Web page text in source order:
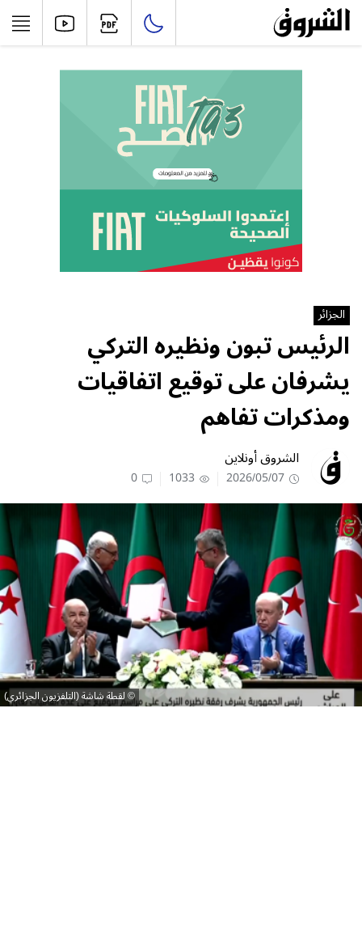
الجزائر
الرئيس تبون ونظيره التركي
يشرفان على توقيع اتفاقيات
ومذكرات تفاهم
الشروق أونلاين
2026/05/07
1033
0
لقطة شاشة (التلفزيون الجزائري)